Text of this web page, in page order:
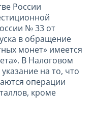
России
№ 33 от
в обращение
монет» имеется
В Налоговом
на то, что
операции
кроме